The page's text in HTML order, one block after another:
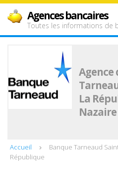
Agences bancaires
Toutes les informations de
Agence
La
Nazaire
Accueil
Banque Tarneaud
République